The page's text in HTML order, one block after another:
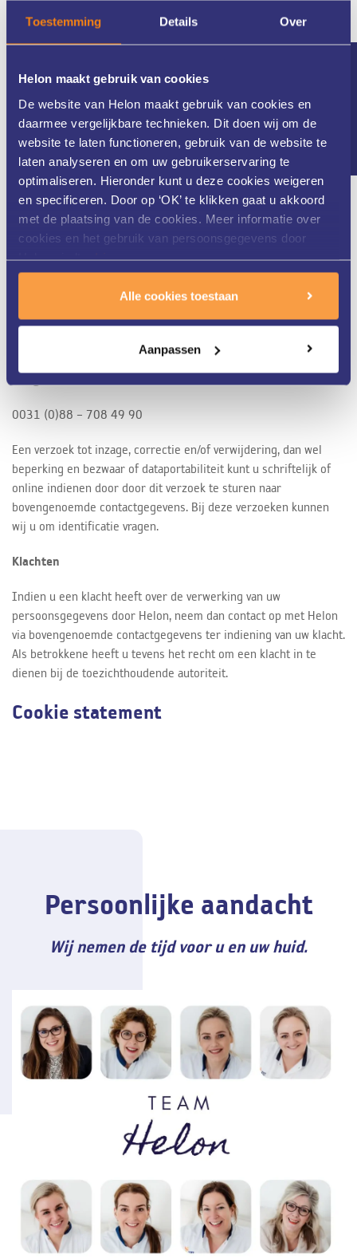
Toestemming Details Over
Helon maakt gebruik van cookies
De website van Helon maakt gebruik van cookies en
daarmee vergelijkbare technieken. Dit doen wij om de
website te laten functioneren, gebruik van de website te
laten analyseren en om uw gebruikerservaring te
optimaliseren. Hieronder kunt u deze cookies weigeren
en specificeren. Door op ‘OK’ te klikken gaat u akkoord
met de plaatsing van de cookies. Meer informatie over
cookies en het gebruik van persoonsgegevens door
Helon vindt uhier.
Alle cookies toestaan
Aanpassen
en om bezwaar te maken tegen de verwerking van uw
persoonsgegevens die u zelf aan Helon verstrekt heeft in een
gestructureerde, gangbare en machineleesbare vorm terug te
krijgen, zodat u deze persoonsgegevens indien gewenst aan een
andere verwerkingsverantwoordelijke kunt verstrekken.
Contactgegevens
Voor vragen over dit privacy statement en de verwerkingen die
Helon doet kunt u contact opnemen via onderstaande gegevens.
Helon Huid- en Laserkliniek Oost Nederland
0031 (0)88 – 708 49 90
Een verzoek tot inzage, correctie en/of verwijdering, dan wel
beperking en bezwaar of dataportabiliteit kunt u schriftelijk of
online indienen door door dit verzoek te sturen naar
bovengenoemde contactgegevens. Bij deze verzoeken kunnen
wij u om identificatie vragen.
Klachten
Indien u een klacht heeft over de verwerking van uw
persoonsgegevens door Helon, neem dan contact op met Helon
via bovengenoemde contactgegevens ter indiening van uw klacht.
Als betrokkene heeft u tevens het recht om een klacht in te
dienen bij de toezichthoudende autoriteit.
Cookie statement
Persoonlijke aandacht
Wij nemen de tijd voor u en uw huid.